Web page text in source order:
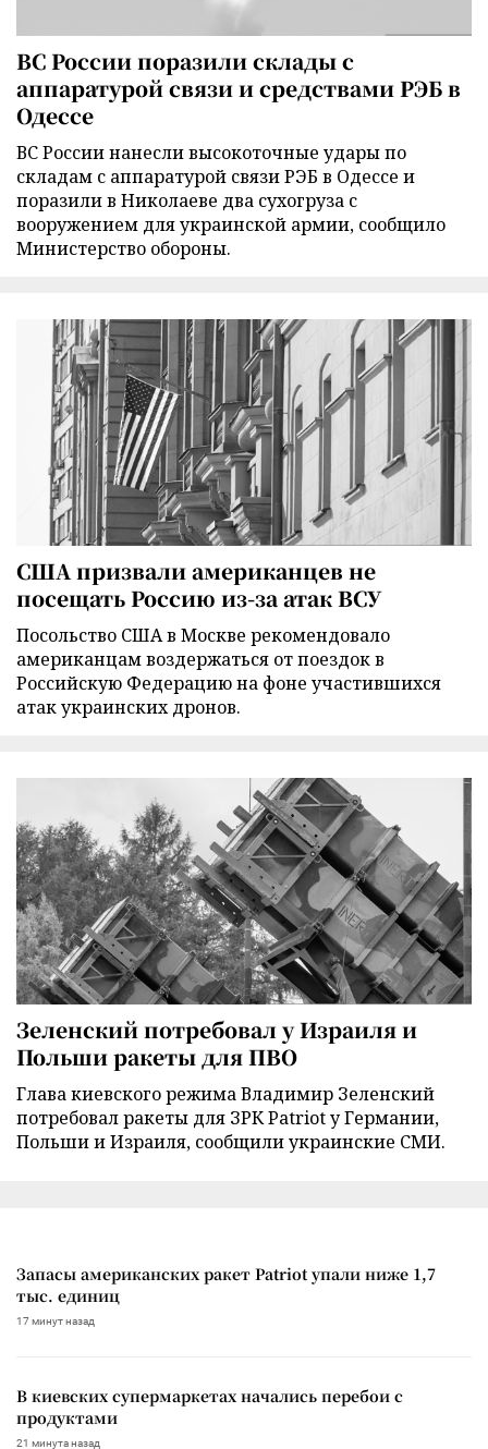
ВС России поразили склады с
аппаратурой связи и средствами РЭБ в
Одессе
ВС России нанесли высокоточные удары по
складам с аппаратурой связи РЭБ в Одессе и
поразили в Николаеве два сухогруза с
вооружением для украинской армии, сообщило
Министерство обороны.
США призвали американцев не
посещать Россию из-за атак ВСУ
Посольство США в Москве рекомендовало
американцам воздержаться от поездок в
Российскую Федерацию на фоне участившихся
атак украинских дронов.
Зеленский потребовал у Израиля и
Польши ракеты для ПВО
Глава киевского режима Владимир Зеленский
потребовал ракеты для ЗРК Patriot у Германии,
Польши и Израиля, сообщили украинские СМИ.
Запасы американских ракет Patriot упали ниже 1,7
тыс. единиц
17 минут назад
В киевских супермаркетах начались перебои с
продуктами
21 минута назад